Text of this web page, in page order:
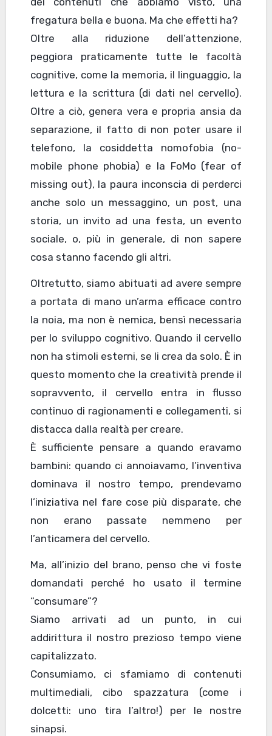
fregatura bella e buona. Ma che effetti ha?
Oltre alla riduzione dell’attenzione,
peggiora praticamente tutte le facoltà
cognitive, come la memoria, il linguaggio, la
lettura e la scrittura (di dati nel cervello).
Oltre a ciò, genera vera e propria ansia da
separazione, il fatto di non poter usare il
telefono, la cosiddetta nomofobia (no-
mobile phone phobia) e la FoMo (fear of
missing out), la paura inconscia di perderci
anche solo un messaggino, un post, una
storia, un invito ad una festa, un evento
sociale, o, più in generale, di non sapere
cosa stanno facendo gli altri.
Oltretutto, siamo abituati ad avere sempre
a portata di mano un’arma efficace contro
la noia, ma non è nemica, bensì necessaria
per lo sviluppo cognitivo. Quando il cervello
non ha stimoli esterni, se li crea da solo. È in
questo momento che la creatività prende il
sopravvento, il cervello entra in flusso
continuo di ragionamenti e collegamenti, si
distacca dalla realtà per creare.
È sufficiente pensare a quando eravamo
bambini: quando ci annoiavamo, l’inventiva
dominava il nostro tempo, prendevamo
l’iniziativa nel fare cose più disparate, che
non erano passate nemmeno per
l’anticamera del cervello.
Ma, all’inizio del brano, penso che vi foste
domandati perché ho usato il termine
“consumare”?
Siamo arrivati ad un punto, in cui
addirittura il nostro prezioso tempo viene
capitalizzato.
Consumiamo, ci sfamiamo di contenuti
multimediali, cibo spazzatura (come i
dolcetti: uno tira l’altro!) per le nostre
sinapsi.